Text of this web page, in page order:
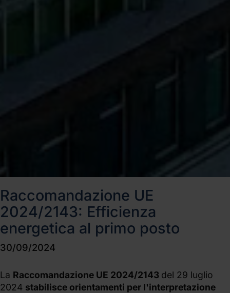
Raccomandazione UE
2024/2143: Efficienza
energetica al primo posto
30/09/2024
La Raccomandazione UE 2024/2143 del 29 luglio
2024 stabilisce orientamenti per l'interpretazione